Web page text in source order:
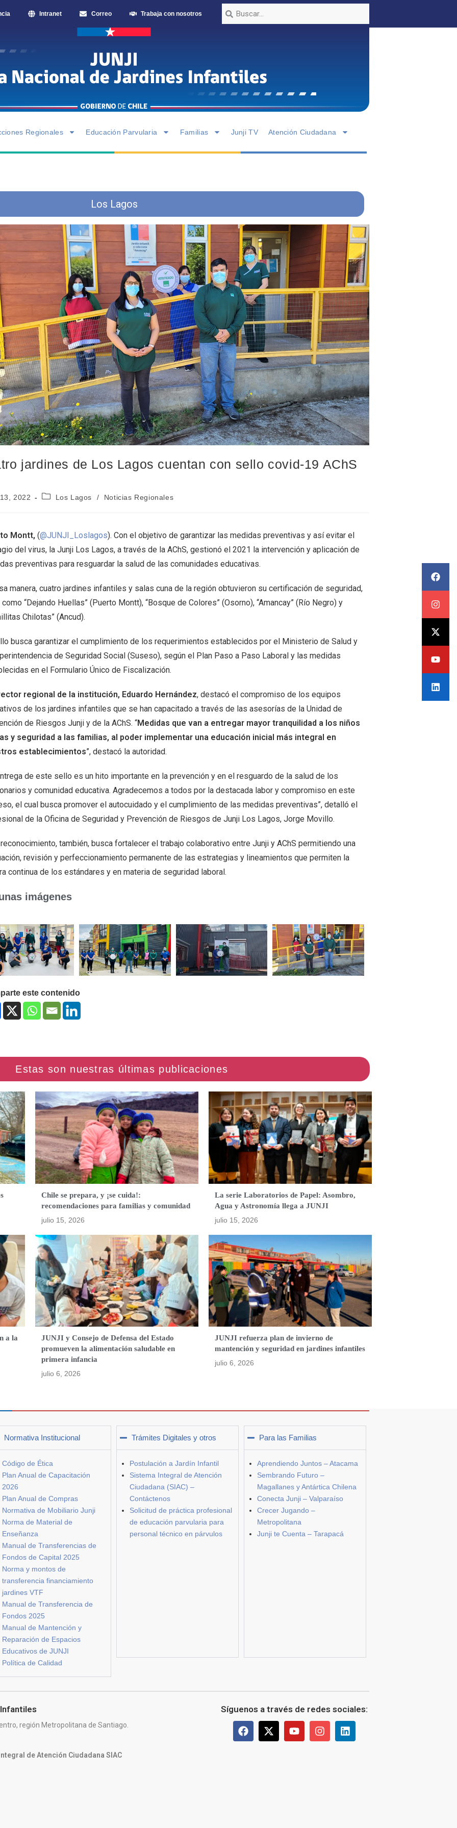
Intranet Correo Trabaja con nosotros
Regionales Educación Parvularia Familias Junji TV Atención Ciudadana
Los Lagos
jardines de Los Lagos cuentan con sello covid-19 AChS
2022 Los Lagos / Noticias Regionales
Montt, (@JUNJI_Loslagos). Con el objetivo de garantizar las medidas preventivas y así evitar el
del virus, la Junji Los Lagos, a través de la AChS, gestionó el 2021 la intervención y aplicación de
preventivas para resguardar la salud de las comunidades educativas.
manera, cuatro jardines infantiles y salas cuna de la región obtuvieron su certificación de seguridad,
“Dejando Huellas” (Puerto Montt), “Bosque de Colores” (Osorno), “Amancay” (Río Negro) y
Chilotas” (Ancud).
busca garantizar el cumplimiento de los requerimientos establecidos por el Ministerio de Salud y
de Seguridad Social (Suseso), según el Plan Paso a Paso Laboral y las medidas
en el Formulario Único de Fiscalización.
regional de la institución, Eduardo Hernández, destacó el compromiso de los equipos
de los jardines infantiles que se han capacitado a través de las asesorías de la Unidad de
de Riesgos Junji y de la AChS. “Medidas que van a entregar mayor tranquilidad a los niños
y seguridad a las familias, al poder implementar una educación inicial más integral en
establecimientos”, destacó la autoridad.
de este sello es un hito importante en la prevención y en el resguardo de la salud de los
y comunidad educativa. Agradecemos a todos por la destacada labor y compromiso en este
el cual busca promover el autocuidado y el cumplimiento de las medidas preventivas”, detalló el
de la Oficina de Seguridad y Prevención de Riesgos de Junji Los Lagos, Jorge Movillo.
también, busca fortalecer el trabajo colaborativo entre Junji y AChS permitiendo una
revisión y perfeccionamiento permanente de las estrategias y lineamientos que permiten la
continua de los estándares y en materia de seguridad laboral.
imágenes
este contenido
Chile se prepara, y ¡se cuida!:
recomendaciones para familias y comunidad
julio 15, 2026
La serie Laboratorios de Papel: Asombro,
Agua y Astronomía llega a JUNJI
julio 15, 2026
a la
JUNJI y Consejo de Defensa del Estado
promueven la alimentación saludable en
primera infancia
julio 6, 2026
JUNJI refuerza plan de invierno de
mantención y seguridad en jardines infantiles
julio 6, 2026
Normativa Institucional
Código de Ética
Plan Anual de Capacitación
2026
Plan Anual de Compras
Normativa de Mobiliario Junji
Norma de Material de
Enseñanza
Manual de Transferencias de
Fondos de Capital 2025
Norma y montos de
transferencia financiamiento
jardines VTF
Manual de Transferencia de
Fondos 2025
Manual de Mantención y
Reparación de Espacios
Educativos de JUNJI
Política de Calidad
Trámites Digitales y otros
Postulación a Jardín Infantil
Sistema Integral de Atención
Ciudadana (SIAC) –
Contáctenos
Solicitud de práctica profesional
de educación parvularia para
personal técnico en párvulos
Para las Familias
Aprendiendo Juntos – Atacama
Sembrando Futuro –
Magallanes y Antártica Chilena
Conecta Junji – Valparaíso
Crecer Jugando –
Metropolitana
Junji te Cuenta – Tarapacá
región Metropolitana de Santiago.
de Atención Ciudadana SIAC
Síguenos a través de redes sociales: